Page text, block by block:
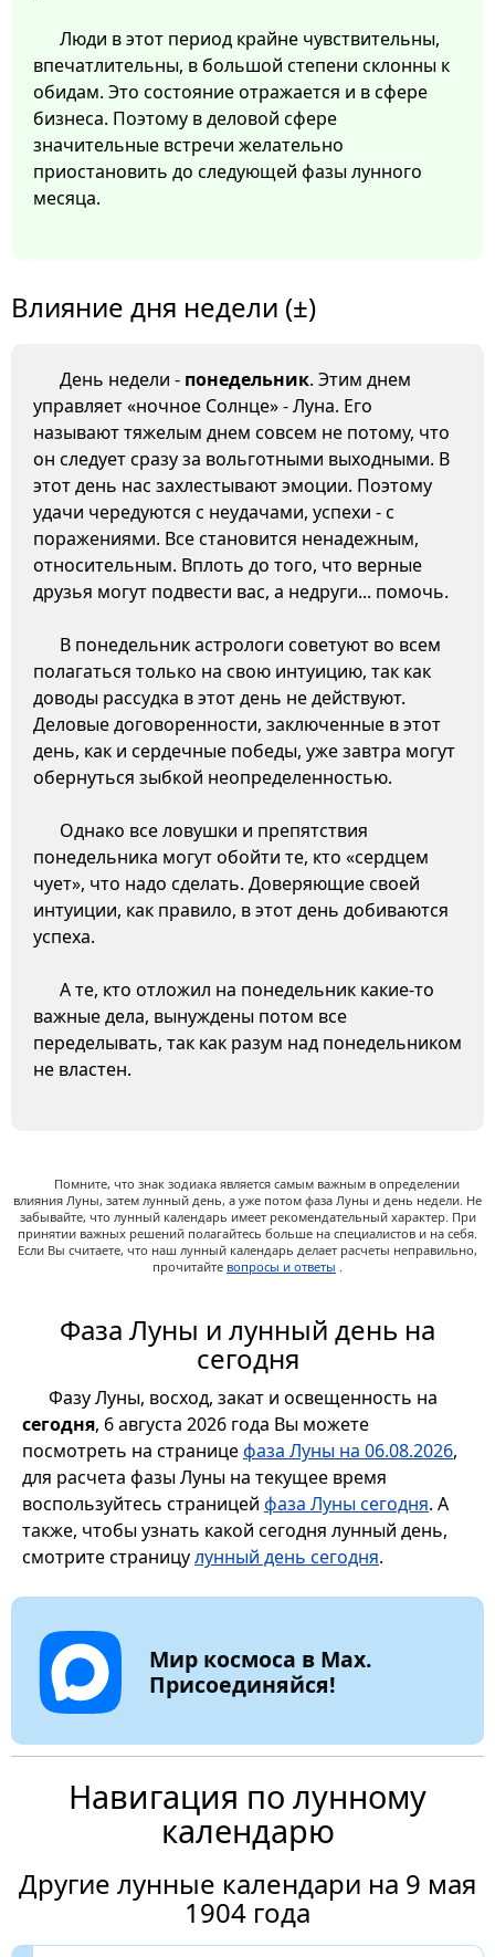
Люди в этот период крайне чувствительны,
впечатлительны, в большой степени склонны к
обидам. Это состояние отражается и в сфере
бизнеса. Поэтому в деловой сфере
значительные встречи желательно
приостановить до следующей фазы лунного
месяца.
Влияние дня недели (±)
День недели - понедельник. Этим днем
управляет «ночное Солнце» - Луна. Его
называют тяжелым днем совсем не потому, что
он следует сразу за вольготными выходными. В
этот день нас захлестывают эмоции. Поэтому
удачи чередуются с неудачами, успехи - с
поражениями. Все становится ненадежным,
относительным. Вплоть до того, что верные
друзья могут подвести вас, а недруги... помочь.
В понедельник астрологи советуют во всем
полагаться только на свою интуицию, так как
доводы рассудка в этот день не действуют.
Деловые договоренности, заключенные в этот
день, как и сердечные победы, уже завтра могут
обернуться зыбкой неопределенностью.
Однако все ловушки и препятствия
понедельника могут обойти те, кто «сердцем
чует», что надо сделать. Доверяющие своей
интуиции, как правило, в этот день добиваются
успеха.
А те, кто отложил на понедельник какие-то
важные дела, вынуждены потом все
переделывать, так как разум над понедельником
не властен.
Помните, что знак зодиака является самым важным в определении
влияния Луны, затем лунный день, а уже потом фаза Луны и день недели. Не
забывайте, что лунный календарь имеет рекомендательный характер. При
принятии важных решений полагайтесь больше на специалистов и на себя.
Если Вы считаете, что наш лунный календарь делает расчеты неправильно,
прочитайте вопросы и ответы .
Фаза Луны и лунный день на
сегодня
Фазу Луны, восход, закат и освещенность на
сегодня, 6 августа 2026 года Вы можете
посмотреть на страницефаза Луны на 06.08.2026,
для расчета фазы Луны на текущее время
воспользуйтесь страницей фаза Луны сегодня. А
также, чтобы узнать какой сегодня лунный день,
смотрите страницулунный день сегодня.
Мир космоса в Max.
Присоединяйся!
Навигация по лунному
календарю
Другие лунные календари на 9 мая
1904 года